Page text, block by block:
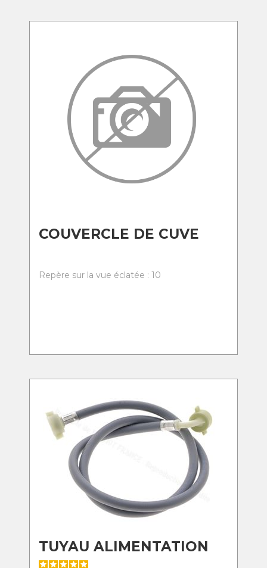
COUVERCLE DE CUVE
Repère sur la vue éclatée : 10
TUYAU ALIMENTATION